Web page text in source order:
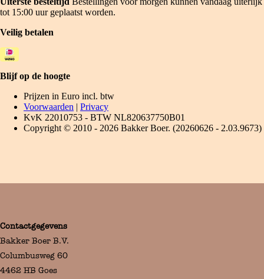
Contactgegevens
Bakker Boer B.V.
Columbusweg 60
4462 HB Goes